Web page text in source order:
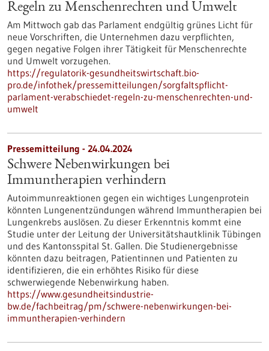
Regeln zu Menschenrechten und Umwelt
Am Mittwoch gab das Parlament endgültig grünes Licht für
neue Vorschriften, die Unternehmen dazu verpflichten,
gegen negative Folgen ihrer Tätigkeit für Menschenrechte
und Umwelt vorzugehen.
https://regulatorik-gesundheitswirtschaft.bio-
pro.de/infothek/pressemitteilungen/sorgfaltspflicht-
parlament-verabschiedet-regeln-zu-menschenrechten-und-
umwelt
Pressemitteilung - 24.04.2024
Schwere Nebenwirkungen bei
Immuntherapien verhindern
Autoimmunreaktionen gegen ein wichtiges Lungenprotein
könnten Lungenentzündungen während Immuntherapien bei
Lungenkrebs auslösen. Zu dieser Erkenntnis kommt eine
Studie unter der Leitung der Universitätshautklinik Tübingen
und des Kantonsspital St. Gallen. Die Studienergebnisse
könnten dazu beitragen, Patientinnen und Patienten zu
identifizieren, die ein erhöhtes Risiko für diese
schwerwiegende Nebenwirkung haben.
https://www.gesundheitsindustrie-
bw.de/fachbeitrag/pm/schwere-nebenwirkungen-bei-
immuntherapien-verhindern